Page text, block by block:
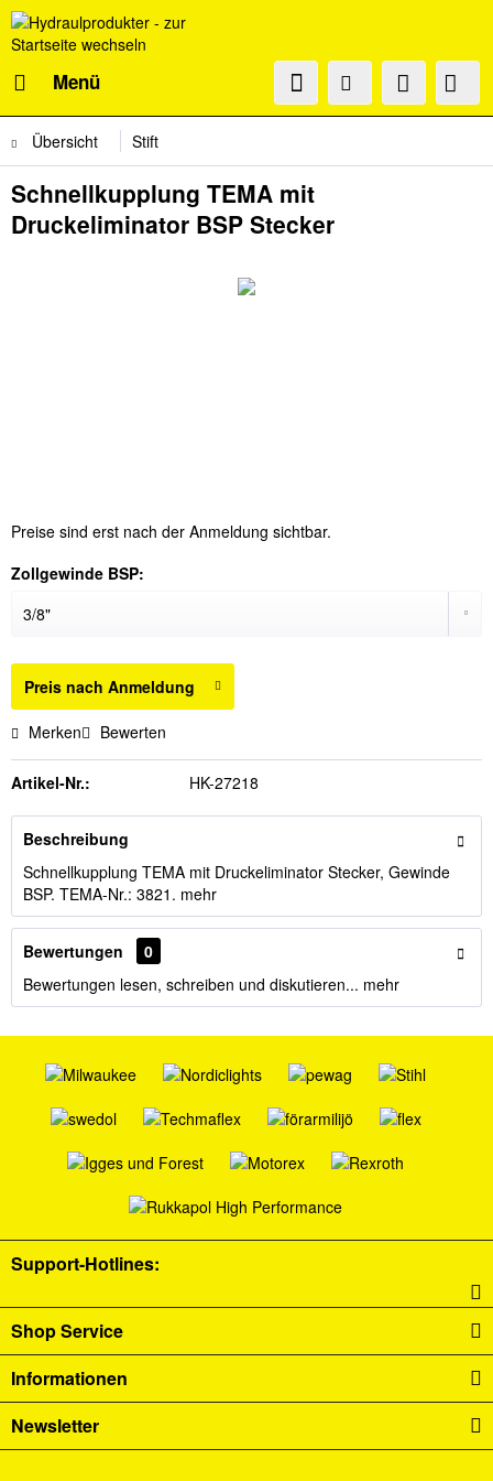
Menü
Übersicht Stift
Schnellkupplung TEMA mit
Druckeliminator BSP Stecker
Preise sind erst nach der Anmeldung sichtbar.
Zollgewinde BSP:
Preis nach Anmeldung
Merken Bewerten
Artikel-Nr.: HK-27218
Beschreibung
Schnellkupplung TEMA mit Druckeliminator Stecker, Gewinde
BSP. TEMA-Nr.: 3821. mehr
Bewertungen
0
Bewertungen lesen, schreiben und diskutieren... mehr
Support-Hotlines:
Shop Service
Informationen
Newsletter